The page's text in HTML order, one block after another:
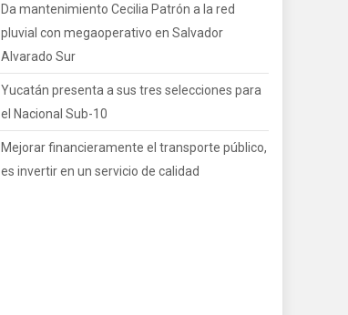
Da mantenimiento Cecilia Patrón a la red
pluvial con megaoperativo en Salvador
Alvarado Sur
Yucatán presenta a sus tres selecciones para
el Nacional Sub-10
Mejorar financieramente el transporte público,
es invertir en un servicio de calidad